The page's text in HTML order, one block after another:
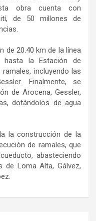
obra cuenta con
de 50 millones de
de 20.40 km de la línea
hasta la Estación de
incluyendo las
Finalmente, se
de Arocena, Gessler,
dotándolos de agua
la construcción de la
de ramales, que
abasteciendo
de Loma Alta, Gálvez,